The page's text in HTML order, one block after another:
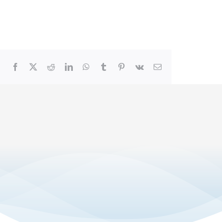
Facebook RedditLinkedInWhatsApp
Tumblr Pinterest
Vk Email